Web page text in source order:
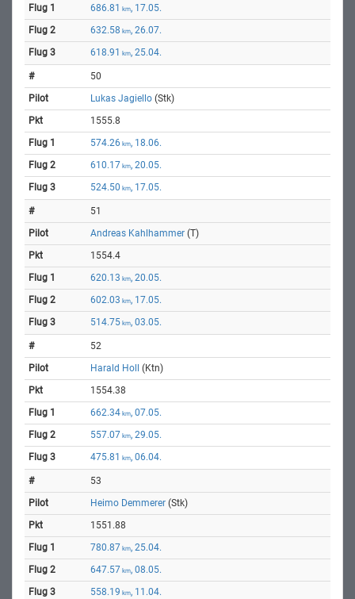
686.81 km, 17.05.
632.58 km, 26.07.
618.91 km, 25.04.
50
Lukas Jagiello (Stk)
1555.8
574.26 km, 18.06.
610.17 km, 20.05.
524.50 km, 17.05.
51
Andreas Kahlhammer (T)
1554.4
620.13 km, 20.05.
602.03 km, 17.05.
514.75 km, 03.05.
52
Harald Holl (Ktn)
1554.38
662.34 km, 07.05.
557.07 km, 29.05.
475.81 km, 06.04.
53
Heimo Demmerer (Stk)
1551.88
780.87 km, 25.04.
647.57 km, 08.05.
558.19 km, 11.04.